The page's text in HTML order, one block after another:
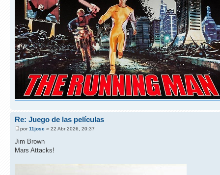
Re: Juego de las películas
por11jose » 22 Abr 2026, 20:37
Jim Brown
Mars Attacks!